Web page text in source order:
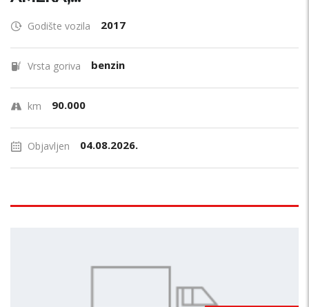
Godište vozila 2017
Vrsta goriva benzin
km 90.000
Objavljen 04.08.2026.